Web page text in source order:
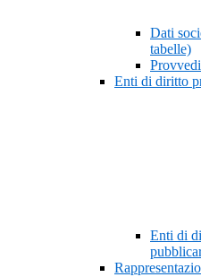
Dati
tabelle)
Enti di diritto
Enti di